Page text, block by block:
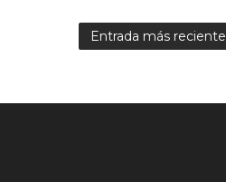
Entrada más reciente